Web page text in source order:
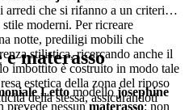
arredi che si rifanno a un criterio
moderni. Per ricreare
notte, prediligi mobili che
stilistica, ricercando anche il
imbottito è costruito in modo tale
estetica della zona del riposo
della stessa, assicurandoti
materasso
Lettomodellojosephine
prevede nessunmaterasso: non